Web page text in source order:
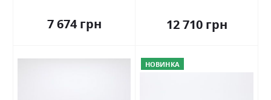
7 674 грн 12 710 грн
НОВИНКА